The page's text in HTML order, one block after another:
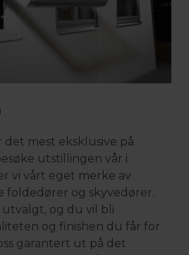
mest eksklusive på
utstillingen vår i
vi vårt eget merke av
foldedører og skyvedører.
og du vil bli
og finishen du får for
garantert ut på det